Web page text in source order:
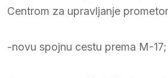
Centrom za upravljanje
-novu spojnu cestu prema M-17;